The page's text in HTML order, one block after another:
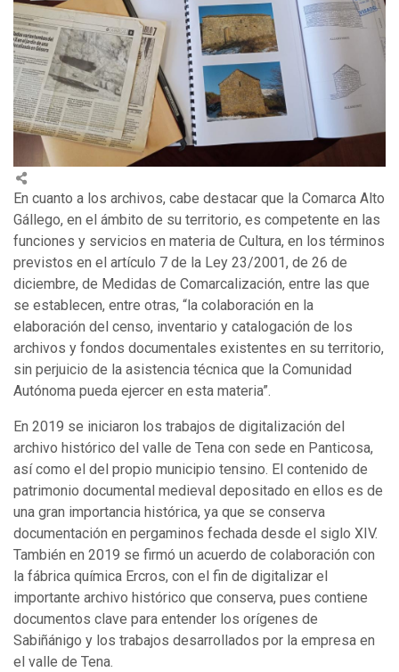
En cuanto a los archivos, cabe destacar que la Comarca Alto
Gállego, en el ámbito de su territorio, es competente en las
funciones y servicios en materia de Cultura, en los términos
previstos en el artículo 7 de la Ley 23/2001, de 26 de
diciembre, de Medidas de Comarcalización, entre las que
se establecen, entre otras, “la colaboración en la
elaboración del censo, inventario y catalogación de los
archivos y fondos documentales existentes en su territorio,
sin perjuicio de la asistencia técnica que la Comunidad
Autónoma pueda ejercer en esta materia”.
En 2019 se iniciaron los trabajos de digitalización del
archivo histórico del valle de Tena con sede en Panticosa,
así como el del propio municipio tensino. El contenido de
patrimonio documental medieval depositado en ellos es de
una gran importancia histórica, ya que se conserva
documentación en pergaminos fechada desde el siglo XIV.
También en 2019 se firmó un acuerdo de colaboración con
la fábrica química Ercros, con el fin de digitalizar el
importante archivo histórico que conserva, pues contiene
documentos clave para entender los orígenes de
Sabiñánigo y los trabajos desarrollados por la empresa en
el valle de Tena.